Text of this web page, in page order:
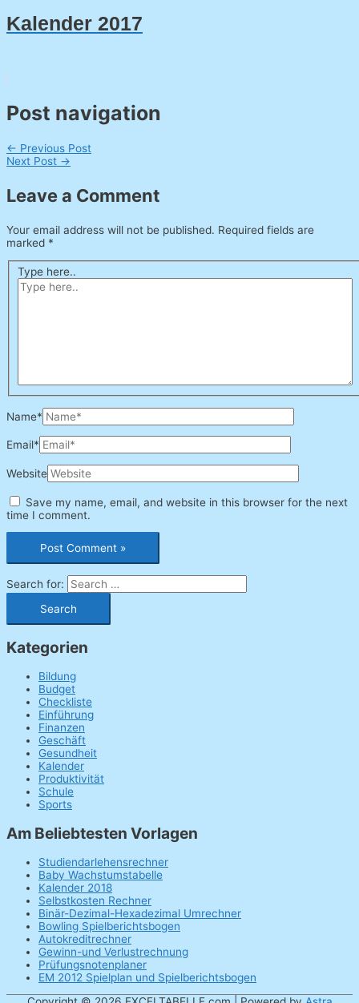
Kalender 2017
Post navigation
← Previous Post
Next Post →
Leave a Comment
Your email address will not be published. Required fields are
marked *
Type here..
Name*
Email*
Website
Save my name, email, and website in this browser for the next
time I comment.
Search for:
Kategorien
Bildung
Budget
Checkliste
Einführung
Finanzen
Geschäft
Gesundheit
Kalender
Produktivität
Schule
Sports
Am Beliebtesten Vorlagen
Studiendarlehensrechner
Baby Wachstumstabelle
Kalender 2018
Selbstkosten Rechner
Binär-Dezimal-Hexadezimal Umrechner
Bowling Spielberichtsbogen
Autokreditrechner
Gewinn-und Verlustrechnung
Prüfungsnotenplaner
EM 2012 Spielplan und Spielberichtsbogen